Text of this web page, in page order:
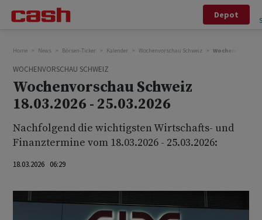
Depot
Home News Börsen-Ticker Kalender Wochenvorschau Schweiz Wochenvorschau
WOCHENVORSCHAU SCHWEIZ
Wochenvorschau Schweiz
18.03.2026 - 25.03.2026
Nachfolgend die wichtigsten Wirtschafts- und
Finanztermine vom 18.03.2026 - 25.03.2026:
18.03.2026 06:29